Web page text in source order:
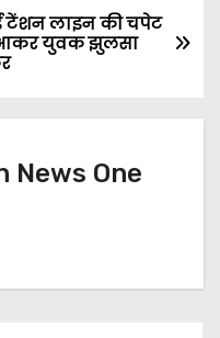
टेंशन लाइन की चपेट
युवक झुलसा
News One